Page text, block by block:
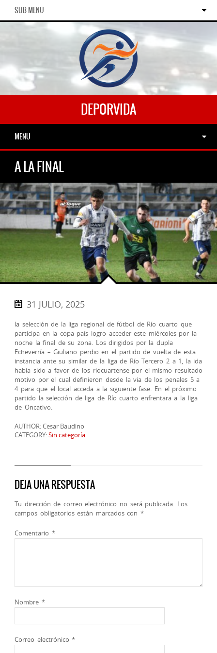
SUB MENU
DEPORVIDA
MENU
A LA FINAL
31 JULIO, 2025
la selección de la liga regional de fútbol de Río cuarto que
participa en la copa país logro acceder este miércoles por la
noche la final de su zona. Los dirigidos por la dupla
Echeverría – Giuliano perdio en el partido de vuelta de esta
instancia ante su similar de la liga de Río Tercero 2 a 1, la ida
había sido a favor de los riocuartense por el mismo resultado
motivo por el cual definieron desde la via de los penales 5 a
4 para que el local acceda a la siguiente fase. En el próximo
partido la selección de liga de Río cuarto enfrentara a la liga
de Oncativo.
AUTHOR: Cesar Baudino
CATEGORY:Sin categoría
DEJA UNA RESPUESTA
Tu dirección de correo electrónico no será publicada. Los
campos obligatorios están marcados con *
Comentario *
Nombre *
Correo electrónico*